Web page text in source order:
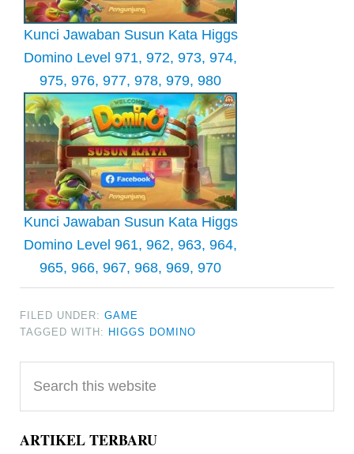
Kunci Jawaban Susun Kata Higgs
Domino Level 971, 972, 973, 974,
975, 976, 977, 978, 979, 980
Kunci Jawaban Susun Kata Higgs
Domino Level 961, 962, 963, 964,
965, 966, 967, 968, 969, 970
FILED UNDER:GAME
TAGGED WITH: HIGGS DOMINO
Primary
Sidebar
this
website
ARTIKEL TERBARU